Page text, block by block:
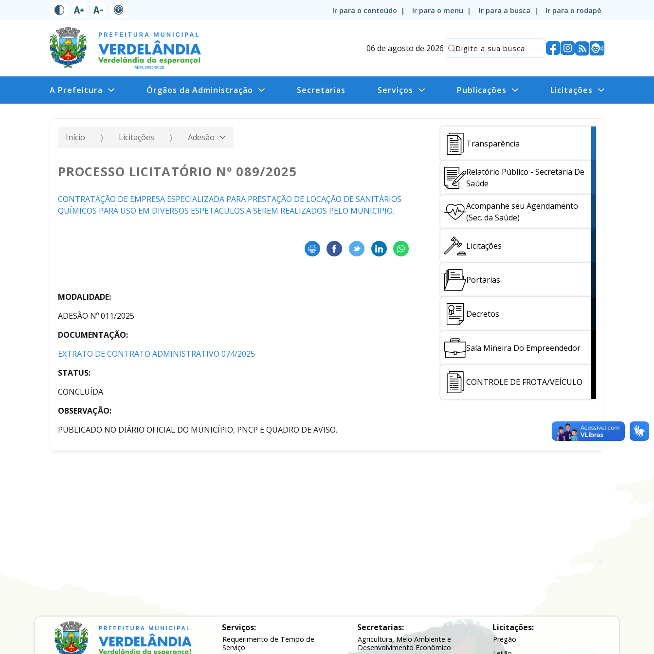
Ir para o conteúdo | Ir para o menu | Ir para a busca | Ir para o rodapé
06 de agosto de 2026
A Prefeitura Órgãos da Administração Secretarias Serviços Publicações Licitações
Início Licitações Adesão
PROCESSO LICITATÓRIO Nº 089/2025
CONTRATAÇÃO DE EMPRESA ESPECIALIZADA PARA PRESTAÇÃO DE LOCAÇÃO DE SANITÁRIOS
QUÍMICOS PARA USO EM DIVERSOS ESPETACULOS A SEREM REALIZADOS PELO MUNICIPIO.
MODALIDADE:
ADESÃO Nº 011/2025
DOCUMENTAÇÃO:
EXTRATO DE CONTRATO ADMINISTRATIVO 074/2025
STATUS:
CONCLUÍDA.
OBSERVAÇÃO:
PUBLICADO NO DIÁRIO OFICIAL DO MUNICÍPIO, PNCP E QUADRO DE AVISO.
Transparência
Relatório Público - Secretaria De
Saúde
Acompanhe seu Agendamento
(Sec. da Saúde)
Licitações
Portarias
Decretos
Sala Mineira Do Empreendedor
CONTROLE DE FROTA/VEÍCULO
Serviços:
Requerimento de Tempo de
Serviço
Secretarias:
Agricultura, Meio Ambiente e
Desenvolvimento Econômico
Licitações:
Pregão